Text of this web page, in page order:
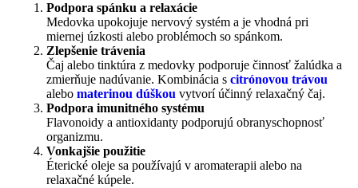
Podpora spánku a relaxácie
Medovka upokojuje nervový systém a je vhodná pri
miernej úzkosti alebo problémoch so spánkom.
Zlepšenie trávenia
Čaj alebo tinktúra z medovky podporuje činnosť žalúdka a
zmierňuje nadúvanie. Kombinácia s citrónovou trávou
alebo materinou dúškou vytvorí účinný relaxačný čaj.
Podpora imunitného systému
Flavonoidy a antioxidanty podporujú obranyschopnosť
organizmu.
Vonkajšie použitie
Éterické oleje sa používajú v aromaterapii alebo na
relaxačné kúpele.